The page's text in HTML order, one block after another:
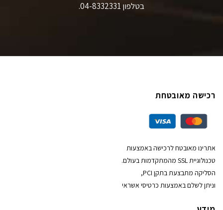
בטלפון 04-8332331.
רכישה מאובטחת
אתרינו מאובטח לרכישה באמצעות
טכנולוגיית SSL מהמתקדמות בעולם.
הסליקה מתבצעת בתקן PCI,
וניתן לשלם באמצעות כרטיסי אשראי